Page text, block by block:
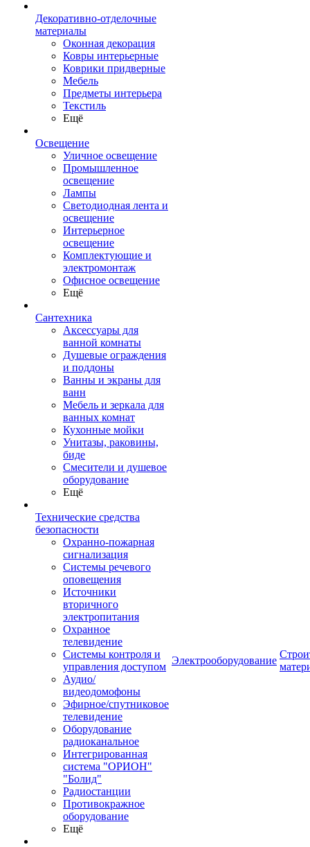
Декоративно-отделочные
материалы
Оконная декорация
Ковры интерьерные
Коврики придверные
Мебель
Предметы интерьера
Текстиль
Ещё
Освещение
Уличное освещение
Промышленное
освещение
Лампы
Светодиодная лента и
освещение
Интерьерное
освещение
Комплектующие и
электромонтаж
Офисное освещение
Ещё
Сантехника
Аксессуары для
ванной комнаты
Душевые ограждения
и поддоны
Ванны и экраны для
ванн
Мебель и зеркала для
ванных комнат
Кухонные мойки
Унитазы, раковины,
биде
Смесители и душевое
оборудование
Ещё
Технические средства
безопасности
Охранно-пожарная
сигнализация
Системы речевого
оповещения
Источники
вторичного
электропитания
Охранное
телевидение
Системы контроля и
управления доступом
Аудио/
видеодомофоны
Эфирное/спутниковое
телевидение
Оборудование
радиоканальное
Интегрированная
система "ОРИОН"
"Болид"
Радиостанции
Противокражное
оборудование
Ещё
Электрооборудование